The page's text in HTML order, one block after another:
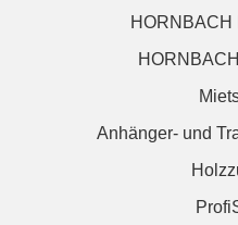
HORNBACH
Anhänger- und